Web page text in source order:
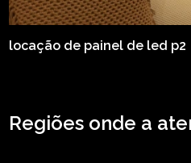
locação de painel de led p2
Regiões onde a